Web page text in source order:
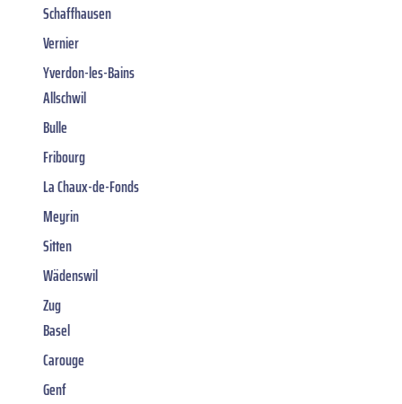
Schaffhausen
Vernier
Yverdon-les-Bains
Allschwil
Bulle
Fribourg
La Chaux-de-Fonds
Meyrin
Sitten
Wädenswil
Zug
Basel
Carouge
Genf